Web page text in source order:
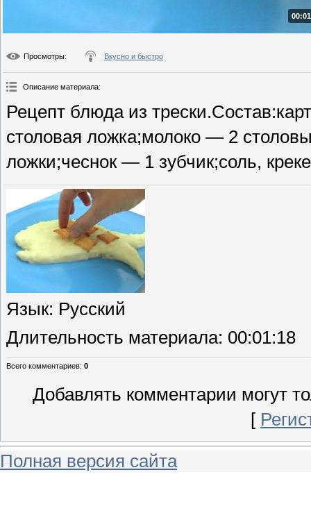
Просмотры: Вкусно и быстро
Описание материала:
Рецепт блюда из
столовая ложка;молоко — 2
ложки;чеснок — 1 зубчик;соль,
Язык: Русский
Длительность материала: 00:01:18
Всего комментариев: 0
Добавлять комментарии могут
[
Полная версия сайта